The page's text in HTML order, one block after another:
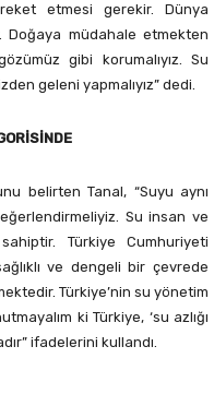
etmesi gerekir. Dünya
Doğaya müdahale etmekten
gibi korumalıyız. Su
geleni yapmalıyız” dedi.
belirten Tanal, “Suyu aynı
Su insan ve
Türkiye Cumhuriyeti
ve dengeli bir çevrede
Türkiye’nin su yönetim
ki Türkiye, ‘su azlığı
ifadelerini kullandı.